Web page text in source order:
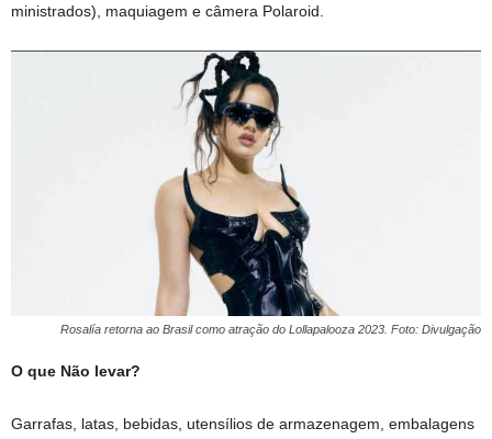
ministrados), maquiagem e câmera Polaroid.
Rosalía retorna ao Brasil como atração do Lollapalooza 2023. Foto: Divulgação
O que Não levar?
Garrafas, latas, bebidas, utensílios de armazenagem, embalagens